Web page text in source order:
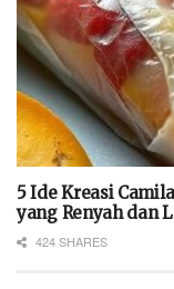
5 Ide Kreasi
yang Renyah dan
424 SHARES